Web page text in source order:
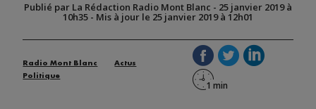
Publié par La Rédaction Radio Mont Blanc - 25 janvier 2019 à
10h35 - Mis à jour le 25 janvier 2019 à 12h01
Radio Mont Blanc
Actus
Politique